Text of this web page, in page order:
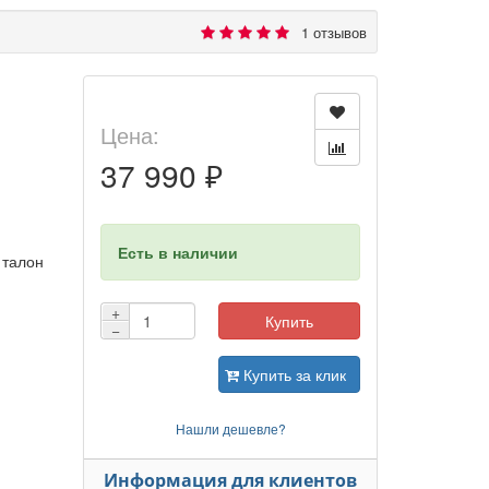
1 отзывов
Цена:
37 990 ₽
Есть в наличии
+
−
Купить
Купить за клик
Нашли дешевле?
Информация для клиентов